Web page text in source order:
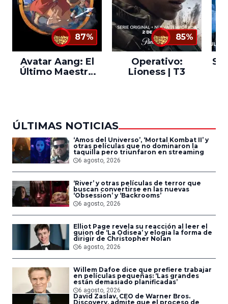
87%
Avatar Aang: El
Último Maestro
85%
Operativo:
Lioness | T3
ÚLTIMAS NOTICIAS
‘Amos del Universo’, ‘Mortal Kombat II’ y
otras películas que no dominaron la
taquilla pero triunfaron en streaming
6 agosto, 2026
‘River’ y otras películas de terror que
buscan convertirse en las nuevas
‘Obsession’ y ‘Backrooms’
6 agosto, 2026
Elliot Page revela su reacción al leer el
guion de ‘La Odisea’ y elogia la forma de
dirigir de Christopher Nolan
6 agosto, 2026
Willem Dafoe dice que prefiere trabajar
en películas pequeñas: ‘Las grandes
están demasiado planificadas’
6 agosto, 2026
David Zaslav, CEO de Warner Bros.
Discovery, admite que el proceso de